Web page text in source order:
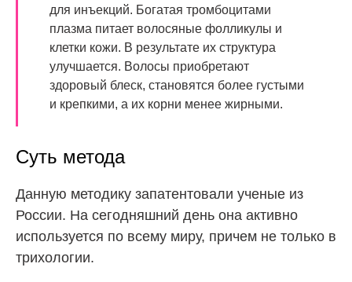
для инъекций. Богатая тромбоцитами
плазма питает волосяные фолликулы и
клетки кожи. В результате их структура
улучшается. Волосы приобретают
здоровый блеск, становятся более густыми
и крепкими, а их корни менее жирными.
Суть метода
Данную методику запатентовали ученые из
России. На сегодняшний день она активно
используется по всему миру, причем не только в
трихологии.